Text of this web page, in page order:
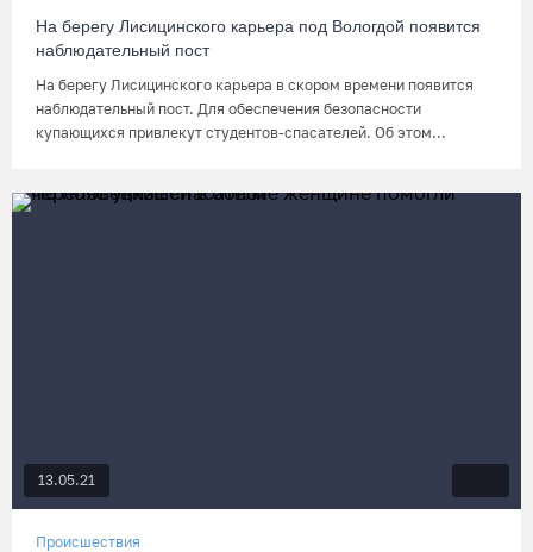
На берегу Лисицинского карьера под Вологдой появится
наблюдательный пост
На берегу Лисицинского карьера в скором времени появится
наблюдательный пост. Для обеспечения безопасности
купающихся привлекут студентов-спасателей. Об этом...
13.05.21
Происшествия